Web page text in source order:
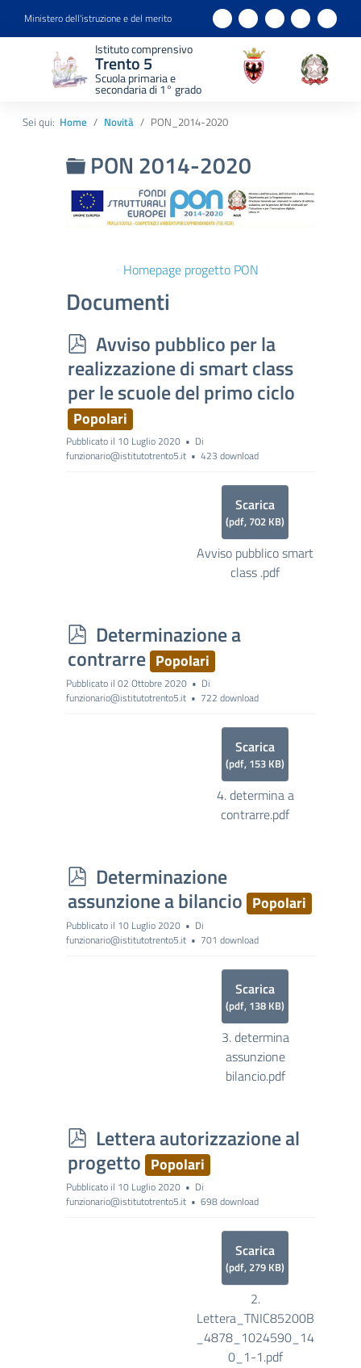
Ministero dell'istruzione e del merito
Istituto comprensivo
Trento 5
Scuola primaria e
secondaria di 1° grado
Sei qui: Home Novità PON_2014-2020
Cartella
PON 2014-2020
Homepage progetto PON
Documenti
p
d
f
Avviso pubblico per la
realizzazione di smart class
per le scuole del primo ciclo
Popolari
Pubblicato il 10 Luglio 2020
Di
funzionario@istitutotrento5.it
423 download
Scarica
(pdf, 702 KB)
Avviso pubblico smart
class .pdf
p
d
f
Determinazione a
contrarre Popolari
Pubblicato il 02 Ottobre 2020
Di
funzionario@istitutotrento5.it
722 download
Scarica
(pdf, 153 KB)
4. determina a
contrarre.pdf
p
d
f
Determinazione
assunzione a bilancio Popolari
Pubblicato il 10 Luglio 2020
Di
funzionario@istitutotrento5.it
701 download
Scarica
(pdf, 138 KB)
3. determina
assunzione
bilancio.pdf
p
d
f
Lettera autorizzazione al
progetto Popolari
Pubblicato il 10 Luglio 2020
Di
funzionario@istitutotrento5.it
698 download
Scarica
(pdf, 279 KB)
2.
Lettera_TNIC85200B
_4878_1024590_14
0_1-1.pdf